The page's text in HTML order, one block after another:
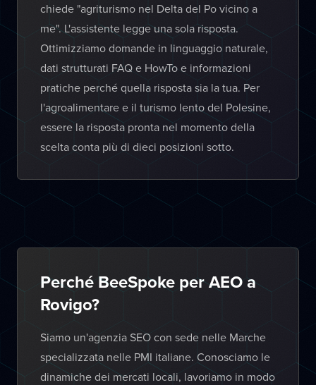
chiede "agriturismo nel Delta del Po vicino a
me". L'assistente legge una sola risposta.
Ottimizziamo domande in linguaggio naturale,
dati strutturati FAQ e HowTo e informazioni
pratiche perché quella risposta sia la tua. Per
l'agroalimentare e il turismo lento del Polesine,
essere la risposta pronta nel momento della
scelta conta più di dieci posizioni sotto.
Perché BeeSpoke per AEO a
Rovigo?
Siamo un'agenzia SEO con sede nelle Marche
specializzata nelle PMI italiane. Conosciamo le
dinamiche dei mercati locali, lavoriamo in modo